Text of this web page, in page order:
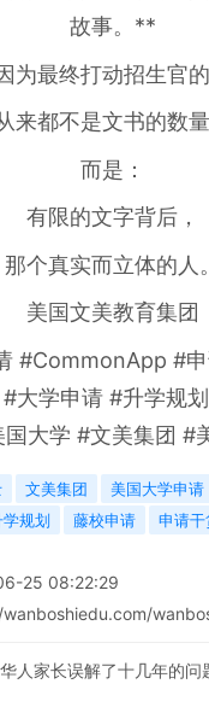
故事。**
为最终打动招生官的
来都不是文书的数量
而是：
有限的文字背后，
那个真实而立体的人。
美国文美教育集团
#CommonApp #
大学申请 #升学规
大学 #文美集团 #
文美集团 美国大学申请
规划 藤校申请 申请干
25 08:22:29
人家长误解了十几年的问